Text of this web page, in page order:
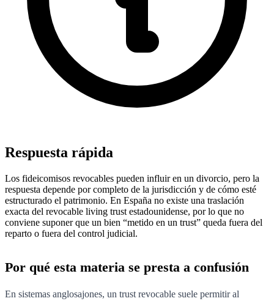
Respuesta rápida
Los fideicomisos revocables pueden influir en un divorcio, pero la
respuesta depende por completo de la jurisdicción y de cómo esté
estructurado el patrimonio. En España no existe una traslación
exacta del revocable living trust estadounidense, por lo que no
conviene suponer que un bien “metido en un trust” queda fuera del
reparto o fuera del control judicial.
Por qué esta materia se presta a confusión
En sistemas anglosajones, un trust revocable suele permitir al